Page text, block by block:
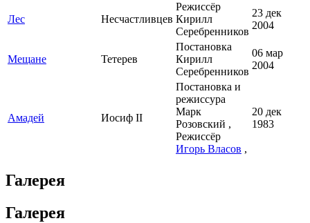
Лес Несчастливцев
Режиссёр
Кирилл
Серебренников
23 дек
2004
Мещане Тетерев
Постановка
Кирилл
Серебренников
06 мар
2004
Амадей Иосиф II
Постановка и
режиссура
Марк
Розовский ,
Режиссёр
Игорь Власов ,
20 дек
1983
Галерея
Галерея